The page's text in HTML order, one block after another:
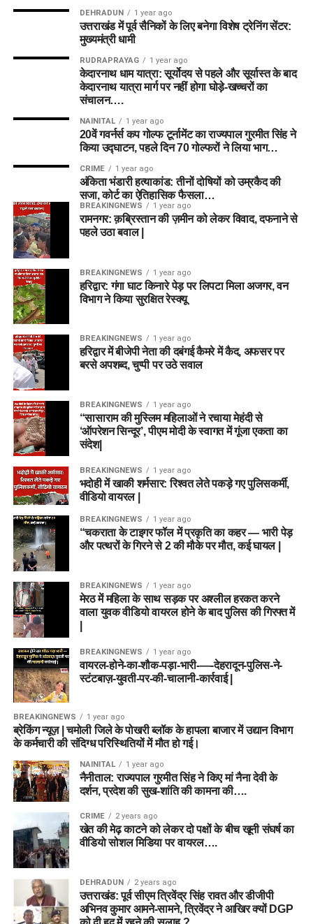
DEHRADUN 1 year ago
उत्तराखंड में पूर्व सैनिकों के लिए बनेगा विशेष ट्रेनिंग सेंटर:
मुख्यमंत्री धामी
RUDRAPRAYAG 1 year ago
केदारनाथ धाम यात्रा: सूर्योदय से पहले और सूर्यास्त के बाद
केदारनाथ यात्रा मार्ग पर नहीं होगा घोड़े-खच्चरों का
संचालन….
NAINITAL 1 year ago
20वें गवर्नर्स कप गोल्फ टूर्नामेंट का राज्यपाल गुरमीत सिंह ने
किया उद्घाटन, पहले दिन 70 गोल्फरों ने लिया भाग…
CRIME 1 year ago
अंकिता भंडारी हत्याकांड: तीनों दोषियों को उम्रकैद की
सजा, कोर्ट का ऐतिहासिक फैसला…
BREAKINGNEWS 1 year ago
रामनगर: क़ब्रिस्तान की ज़मीन को लेकर विवाद, दफनाने से
पहले उठा बवाल |
BREAKINGNEWS 1 year ago
हरिद्वार: गंगा घाट किनारे पेड़ पर लिपटा मिला अजगर, वन
विभाग ने किया सुरक्षित रेस्क्यू
BREAKINGNEWS 1 year ago
हरिद्वार में बीजेपी नेता की दबंगई कैमरे में कैद, अफसर पर
बरसे अपशब्द, चुप्पी पर उठे सवाल
BREAKINGNEWS 1 year ago
“सासाराम की मुस्लिम महिलाओं ने रचाया मेहंदी से
‘ऑपरेशन सिन्दूर’, पीएम मोदी के स्वागत में गूंजा एकता का
संदेश|
BREAKINGNEWS 1 year ago
भदोही में खाकी शर्मसार: रिश्वत लेते पकड़े गए पुलिसकर्मी,
वीडियो वायरल |
BREAKINGNEWS 1 year ago
“चकराता के टाइगर फॉल में प्रकृति का कहर — भारी पेड़
और पत्थरों के गिरने से 2 की मौके पर मौत, कई घायल |
BREAKINGNEWS 1 year ago
मेरठ में महिला के साथ सड़क पर अश्लील हरकत करने
वाला युवक वीडियो वायरल होने के बाद पुलिस की गिरफ्त में
BREAKINGNEWS 1 year ago
वायरल-होने-का-शौक-पड़ा-भारी-—-देहरादून-पुलिस-ने-
स्टंटबाज़-युवती-पर-की-चालानी-कार्रवाई |
BREAKINGNEWS 1 year ago
ब्रेकिंग न्यूज़ | चमोली जिले के पोखरी ब्लॉक के हापला बाजार में उद्यान विभाग
के कर्मचारी की संदिग्ध परिस्थितियों में मौत हो गई।
NAINITAL 1 year ago
नैनीताल: राज्यपाल गुरमीत सिंह ने किए मां नैना देवी के
दर्शन, प्रदेश की सुख-शांति की कामना की….
CRIME 2 years ago
खेत की मेढ़ काटने को लेकर दो पक्षों के बीच खूनी संघर्ष का
वीडियो सोशल मिडिया पर वायरल….
DEHRADUN 2 years ago
उत्तराखंड: पूर्व सीएम त्रिवेंद्र सिंह रावत और डीजीपी
अभिनव कुमार आमने-सामने, त्रिवेंद्र ने आखिर क्यों DGP